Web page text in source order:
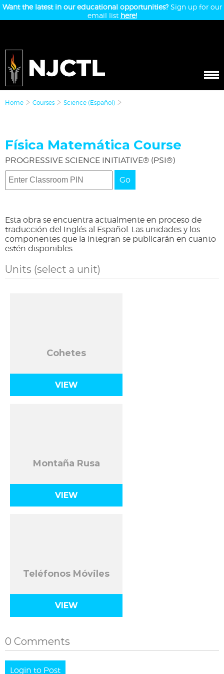
Want the latest in our educational opportunities?Sign up for our
email list here!
Home Courses Science (Español)
Física Matemática Course
PROGRESSIVE SCIENCE INITIATIVE® (PSI®)
Go
Esta obra se encuentra actualmente en proceso de
traducción del Inglés al Español. Las unidades y los
componentes que la integran se publicarán en cuanto
estén disponibles.
Units (select a unit)
Cohetes
VIEW
Montaña Rusa
VIEW
Teléfonos Móviles
VIEW
0 Comments
Login to Post